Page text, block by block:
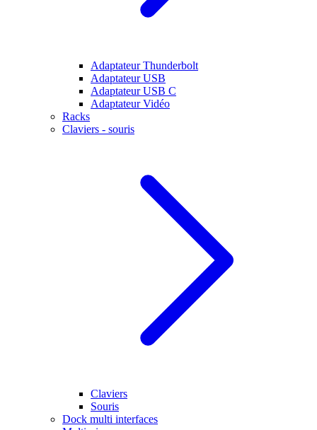
Adaptateur Thunderbolt
Adaptateur USB
Adaptateur USB C
Adaptateur Vidéo
Racks
Claviers - souris
Claviers
Souris
Dock multi interfaces